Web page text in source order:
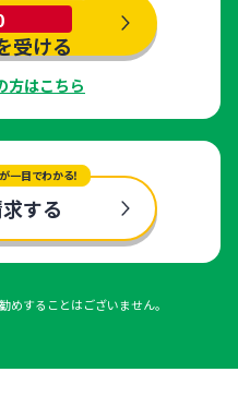
受ける
方はこちら
一目でわかる！
する
することはございません。